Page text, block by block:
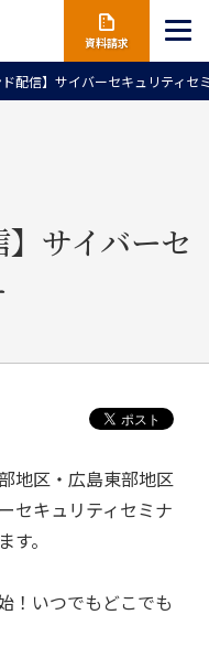
資料請求
ド配信】サイバーセキュリティセ
】サイバーセ
地区・広島東部地区
セキュリティセミナ
。
！いつでもどこでも